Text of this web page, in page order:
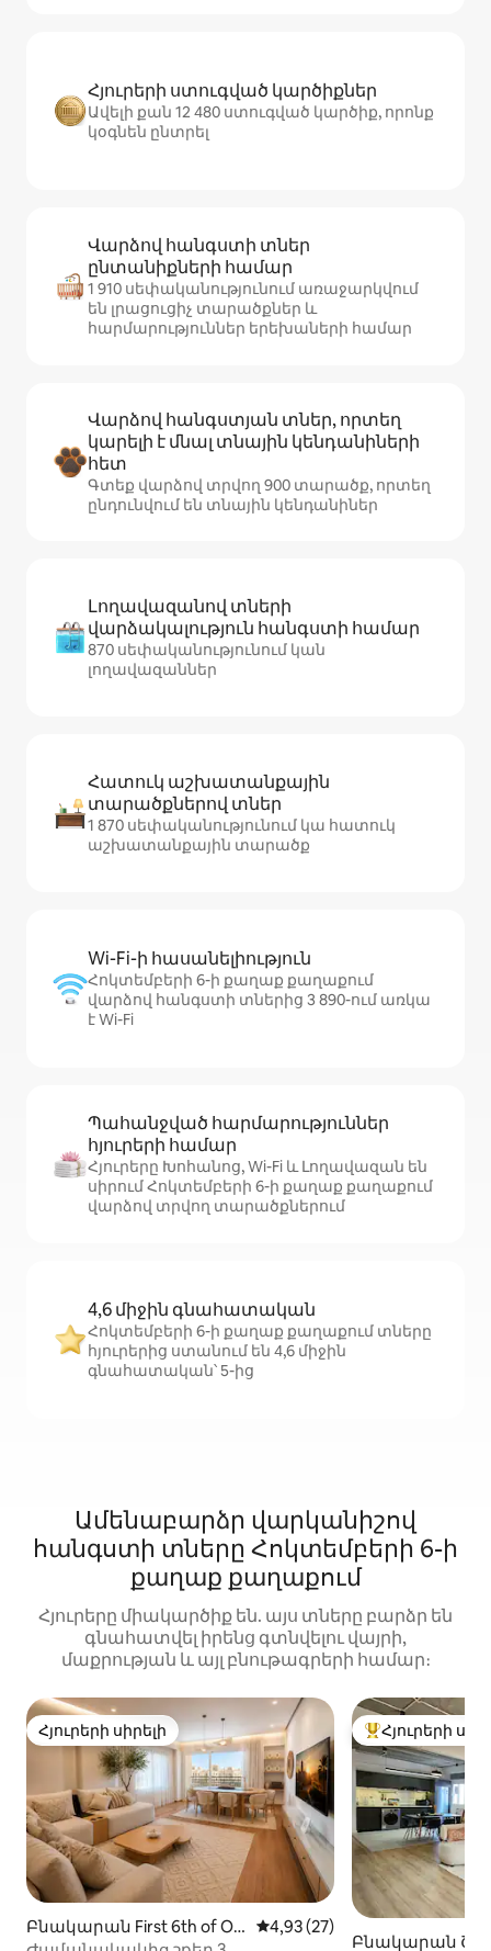
Հյուրերի ստուգված կարծիքներ
Ավելի քան 12 480 ստուգված կարծիք, որոնք
կօգնեն ընտրել
Վարձով հանգստի տներ
ընտանիքների համար
1 910 սեփականությունում առաջարկվում
են լրացուցիչ տարածքներ և
հարմարություններ երեխաների համար
Վարձով հանգստյան տներ, որտեղ
կարելի է մնալ տնային կենդանիների
հետ
Գտեք վարձով տրվող 900 տարածք, որտեղ
ընդունվում են տնային կենդանիներ
Լողավազանով տների
վարձակալություն հանգստի համար
870 սեփականությունում կան
լողավազաններ
Հատուկ աշխատանքային
տարածքներով տներ
1 870 սեփականությունում կա հատուկ
աշխատանքային տարածք
Wi-Fi-ի հասանելիություն
Հոկտեմբերի 6-ի քաղաք քաղաքում
վարձով հանգստի տներից 3 890-ում առկա
է Wi-Fi
Պահանջված հարմարություններ
հյուրերի համար
Հյուրերը Խոհանոց, Wi-Fi և Լողավազան են
սիրում Հոկտեմբերի 6-ի քաղաք քաղաքում
վարձով տրվող տարածքներում
4,6 միջին գնահատական
Հոկտեմբերի 6-ի քաղաք քաղաքում տները
հյուրերից ստանում են 4,6 միջին
գնահատական՝ 5-ից
Ամենաբարձր վարկանիշով
հանգստի տները Հոկտեմբերի 6-ի
քաղաք քաղաքում
Հյուրերը միակարծիք են. այս տները բարձր են
գնահատվել իրենց գտնվելու վայրի,
մաքրության և այլ բնութագրերի համար։
Հյուրերի սիրելի
Հյուրերի սիրելի
Բնակարան First 6th of Oc
Միջին վարկանիշը՝ 5-ից
4,93 (27)
Հյուրերի
Հյուրերի
Բնակարան